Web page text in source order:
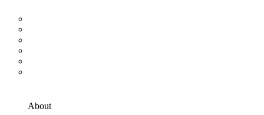
About